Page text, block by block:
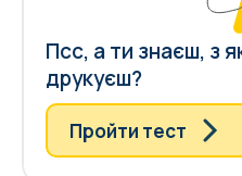
Псс, а ти знаєш, з
друкуєш?
Пройти тест